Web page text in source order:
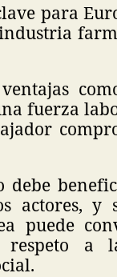
para
fuerza
debe
actores, y
puede
a